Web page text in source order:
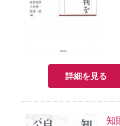
詳細を見る
知